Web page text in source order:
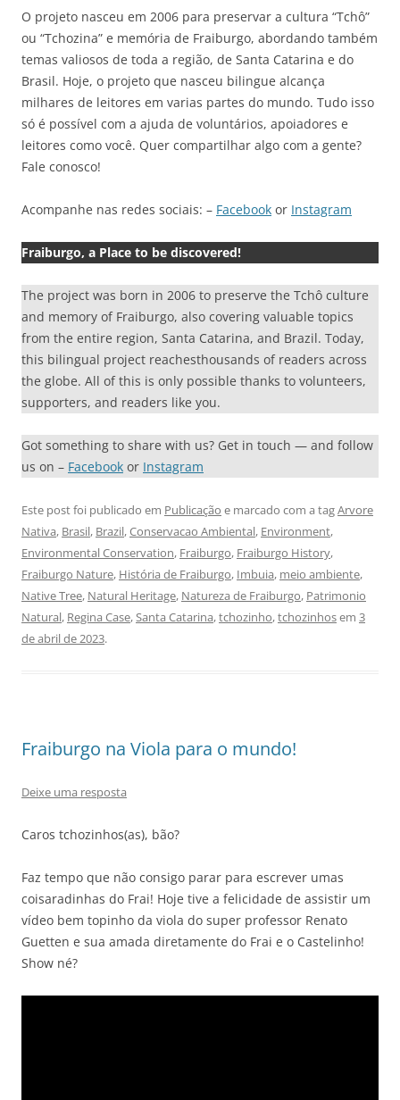
O projeto nasceu em 2006 para preservar a cultura “Tchô”
ou “Tchozina” e memória de Fraiburgo, abordando também
temas valiosos de toda a região, de Santa Catarina e do
Brasil. Hoje, o projeto que nasceu bilingue alcança
milhares de leitores em varias partes do mundo. Tudo isso
só é possível com a ajuda de voluntários, apoiadores e
leitores como você. Quer compartilhar algo com a gente?
Fale conosco!
Acompanhe nas redes sociais: – Facebook or Instagram
Fraiburgo, a Place to be discovered!
The project was born in 2006 to preserve the Tchô culture
and memory of Fraiburgo, also covering valuable topics
from the entire region, Santa Catarina, and Brazil. Today,
this bilingual project reachesthousands of readers across
the globe. All of this is only possible thanks to volunteers,
supporters, and readers like you.
Got something to share with us? Get in touch — and follow
us on – Facebook or Instagram
Este post foi publicado em Publicação e marcado com a tagArvore
Nativa, Brasil, Brazil,Conservacao Ambiental, Environment,
Environmental Conservation, Fraiburgo, Fraiburgo History,
Fraiburgo Nature, História de Fraiburgo, Imbuia, meio ambiente,
Native Tree, Natural Heritage, Natureza de Fraiburgo, Patrimonio
Natural, Regina Case,Santa Catarina,tchozinho,tchozinhosem 3
de abril de 2023.
Fraiburgo na Viola para o mundo!
Deixe uma resposta
Caros tchozinhos(as), bão?
Faz tempo que não consigo parar para escrever umas
coisaradinhas do Frai! Hoje tive a felicidade de assistir um
vídeo bem topinho da viola do super professor Renato
Guetten e sua amada diretamente do Frai e o Castelinho!
Show né?